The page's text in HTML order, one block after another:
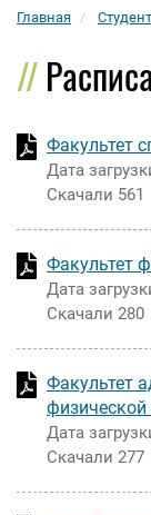
Главная
Факультет
Дата
Скачали 561
Факультет
Дата
Скачали 280
Факультет
физической
Дата
Скачали 277